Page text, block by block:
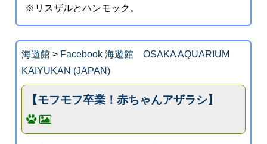
※リスザルとハンモック。
海遊館> Facebook 海遊館 OSAKA AQUARIUM
KAIYUKAN (JAPAN)
【モフモフ卒業！赤ちゃんアザラシ】